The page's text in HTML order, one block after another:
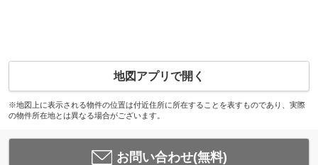
地図アプリで開く
※地図上に表示される物件の位置は付近住所に所在することを表すものであり、実際
の物件所在地とは異なる場合がございます。
お問い合わせ(無料)